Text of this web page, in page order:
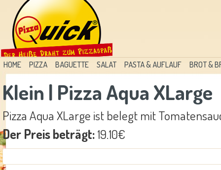
HOME PIZZA BAGUETTE SALAT PASTA & AUFLAUF BROT &
Klein | Pizza Aqua XLarge
Pizza Aqua XLarge ist belegt mit
Der Preis beträgt:19.10€